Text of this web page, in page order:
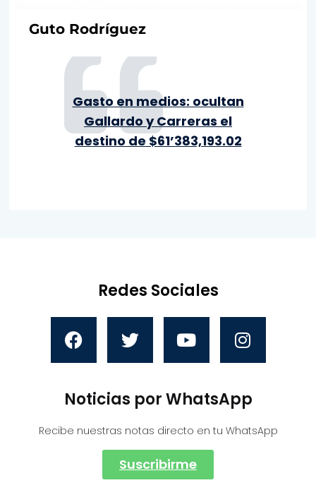
Guto Rodríguez
Gasto en medios: ocultan
Gallardo y Carreras el
destino de $61’383,193.02
Redes Sociales
Noticias por WhatsApp
Recibe nuestras notas directo en tu WhatsApp
Suscribirme